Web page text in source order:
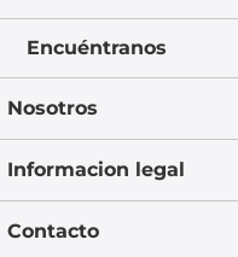
Encuéntranos
Nosotros
Informacion legal
Contacto